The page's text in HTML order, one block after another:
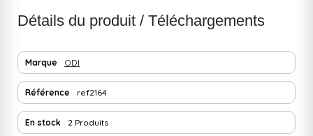
Détails du produit / Téléchargements
Marque ODI
Référence ref2164
En stock 2 Produits